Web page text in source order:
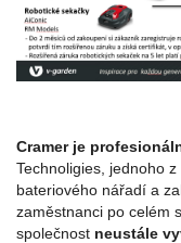
Cramer je
Technoligies, jednoho
bateriového nářadí a
zaměstnanci po celém
společnost neustále